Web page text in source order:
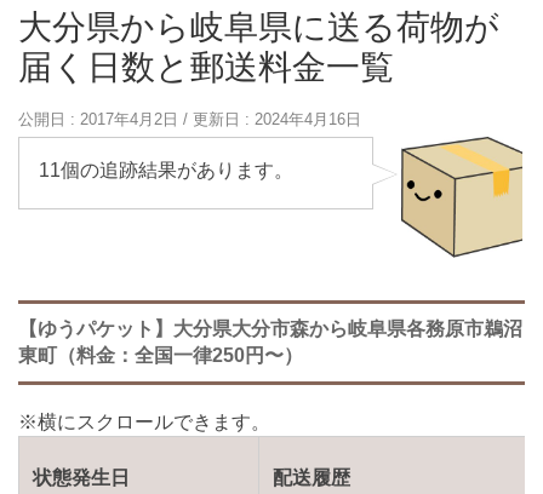
大分県から岐阜県に送る荷物が
届く日数と郵送料金一覧
公開日 : 2017年4月2日 / 更新日 : 2024年4月16日
11個の追跡結果があります。
【ゆうパケット】大分県大分市森から岐阜県各務原市鵜沼
東町（料金：全国一律250円〜）
状態発生日 配送履歴